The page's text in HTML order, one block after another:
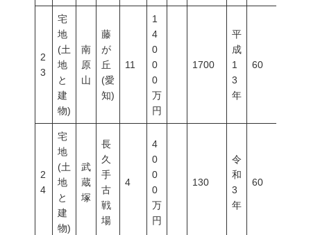
2
3
宅
地
(土
地
と
建
物)
南
原
山
藤
が
丘
(愛
知)
11
1
4
0
0
0
万
円
1700
平
成
1
3
年
60
2
4
宅
地
(土
地
と
建
物)
武
蔵
塚
長
久
手
古
戦
場
4
4
0
0
0
万
円
130
令
和
3
年
60